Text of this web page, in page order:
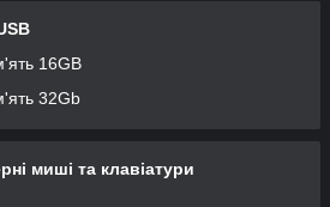
16GB
32Gb
миші та клавіатури